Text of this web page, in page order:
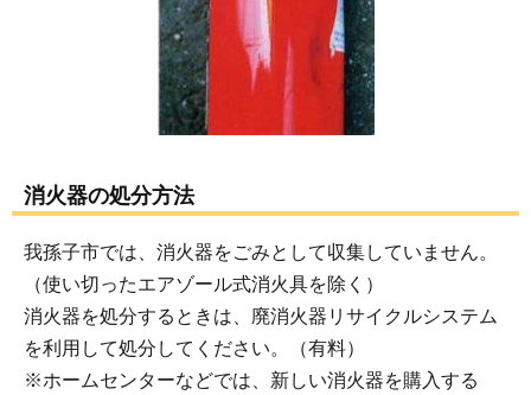
消火器の処分方法
我孫子市では、消火器をごみとして収集していません。
（使い切ったエアゾール式消火具を除く）
消火器を処分するときは、廃消火器リサイクルシステム
を利用して処分してください。（有料）
※ホームセンターなどでは、新しい消火器を購入する